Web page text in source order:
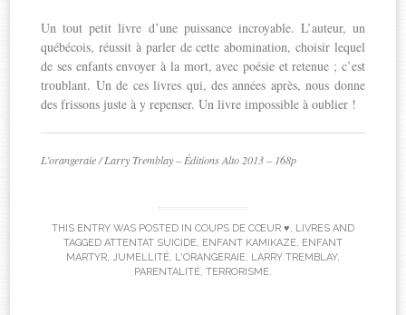
Un tout petit livre d’une puissance incroyable. L’auteur, un
québécois, réussit à parler de cette abomination, choisir lequel
de ses enfants envoyer à la mort, avec poésie et retenue ; c’est
troublant. Un de ces livres qui, des années après, nous donne
des frissons juste à y repenser. Un livre impossible à oublier !
L’orangeraie / Larry Tremblay – Éditions Alto 2013 – 168p
THIS ENTRY WAS POSTED IN COUPS DE CŒUR ♥, LIVRES AND
TAGGED ATTENTAT SUICIDE, ENFANT KAMIKAZE, ENFANT
MARTYR, JUMELLITÉ, L'ORANGERAIE, LARRY TREMBLAY,
PARENTALITÉ, TERRORISME.